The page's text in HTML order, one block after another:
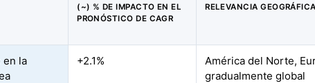
(~) % DE IMPACTO EN EL
PRONÓSTICO DE CAGR
RELEVANCIA GEOGRÁFICA
en la
+2.1%
América del Norte,
gradualmente global